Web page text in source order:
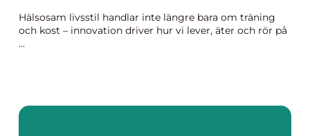
Hälsosam livsstil handlar inte längre bara om träning
och kost – innovation driver hur vi lever, äter och rör på
...